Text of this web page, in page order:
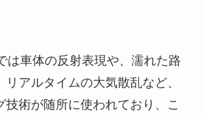
は車体の反射表現や、濡れた路
アルタイムの大気散乱など、
技術が随所に使われており、こ